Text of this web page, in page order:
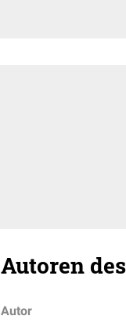
Autoren
Autor